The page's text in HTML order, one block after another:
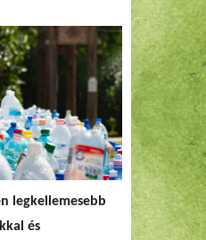
legkellemesebb
és